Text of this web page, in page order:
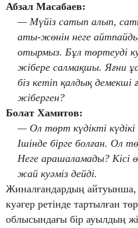
Абзал Масабаев:
— Мүйіз сатып алып,
аты-жөнін неге
отырмыз. Бұл төртеуді
жібере салмақшы. Яғни
біз кетіп қалдық
жіберген?
Болат Хамитов:
— Ол төрт күдікті
Ішінде бірге болған. Ол
Неге арашаламады? Кісі
жай куәміз дейді.
Жиналғандардың айтуынша,
куәгер ретінде тартылған
облысындағы бір ауылдың